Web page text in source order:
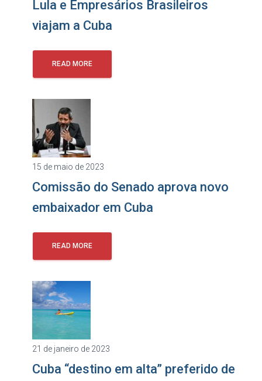
Lula e Empresários Brasileiros
viajam a Cuba
READ MORE
15 de maio de 2023
Comissão do Senado aprova novo
embaixador em Cuba
READ MORE
21 de janeiro de 2023
Cuba “destino em alta” preferido de